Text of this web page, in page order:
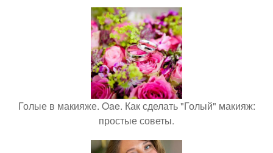
Голые в макияже. Oae. Как сделать "Голый" макияж:
простые советы.